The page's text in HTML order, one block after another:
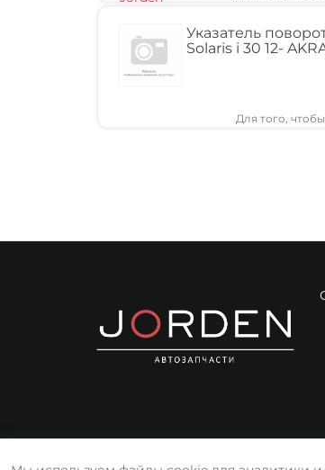
Указатель
Solaris i 30 12-
Для того,